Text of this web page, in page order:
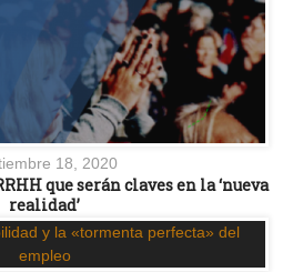
18, 2020
que serán claves en la ‘nueva
realidad’